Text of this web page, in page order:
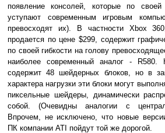
появление консолей, которые по
уступают современным игровым
превосходят их). В частности Xbox
продается по цене $299, содержит
по своей гибкости на голову
наиболее современный аналог - R580.
содержит 48 шейдерных блоков, но в
характера нагрузки эти блоки могут
пиксельные шейдеры, динамически
собой. (Очевидны аналогии с
Впрочем, не исключено, что новые
ПК компании ATI пойдут той же дорогой.